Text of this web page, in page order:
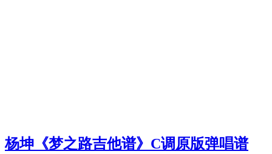
杨坤《梦之路吉他谱》C调原版弹唱谱